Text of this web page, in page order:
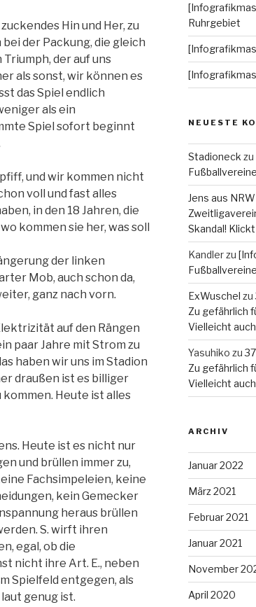
Hin und Her, zu
der Packung, die gleich
der auf uns
als sonst, wir können es
das Spiel endlich
als ein
Spiel sofort beginnt
und wir kommen nicht
voll und fast alles
in den 18 Jahren, die
kommen sie her, was soll
der linken
Mob, auch schon da,
ganz nach vorn.
auf den Rängen
paar Jahre mit Strom zu
haben wir uns im Stadion
draußen ist es billiger
Heute ist alles
Heute ist es nicht nur
und brüllen immer zu,
Fachsimpeleien, keine
kein Gemecker
heraus brüllen
S. wirft ihren
egal, ob die
nicht ihre Art. E., neben
Spielfeld entgegen, als
genug ist.
Ruhrgebiet
NEUESTE
Stadioneck zu
Jens aus NRW
Skandal!
Kandlerzu
ExWuschel zu
Zu gefährlich
Vielleicht
Yasuhiko zu
Zu gefährlich
Vielleicht
ARCHIV
Januar 2022
März 2021
Februar 2021
Januar 2021
November
April 2020